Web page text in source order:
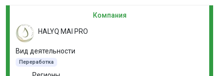
Компания
HALYQ MAI PRO
Вид деятельности
Переработка